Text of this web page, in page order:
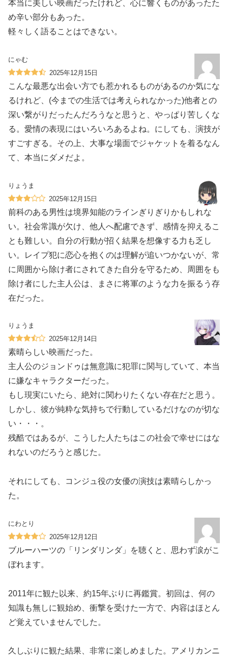
本当に美しい映画だったけれど、心に響くものがあったた
め辛い部分もあった。
軽々しく語ることはできない。
にゃむ
2025年12月15日
こんな最悪な出会い方でも惹かれるものがあるのか気にな
るけれど、(今までの生活では考えられなかった)他者との
深い繋がりだったんだろうなと思うと、やっぱり苦しくな
る。愛情の表現にはいろいろあるよね。にしても、演技が
すごすぎる。その上、大事な場面でジャケットを着るなん
て、本当にダメだよ。
りょうま
2025年12月15日
前科のある男性は境界知能のラインぎりぎりかもしれな
い。社会常識が欠け、他人へ配慮できず、感情を抑えるこ
とも難しい。自分の行動が招く結果を想像する力も乏し
い。レイプ犯に恋心を抱くのは理解が追いつかないが、常
に周囲から除け者にされてきた自分を守るため、周囲をも
除け者にした主人公は、まさに将軍のような力を振るう存
在だった。
りょうま
2025年12月14日
素晴らしい映画だった。
主人公のジョンドゥは無意識に犯罪に関与していて、本当
に嫌なキャラクターだった。
もし現実にいたら、絶対に関わりたくない存在だと思う。
しかし、彼が純粋な気持ちで行動しているだけなのが切な
い・・・。
残酷ではあるが、こうした人たちはこの社会で幸せにはな
れないのだろうと感じた。
それにしても、コンジュ役の女優の演技は素晴らしかっ
た。
にわとり
2025年12月12日
ブルーハーツの「リンダリンダ」を聴くと、思わず涙がこ
ぼれます。
2011年に観た以来、約15年ぶりに再鑑賞。初回は、何の
知識も無しに観始め、衝撃を受けた一方で、内容はほとん
ど覚えていませんでした。
久しぶりに観た結果、非常に楽しめました。アメリカンニ